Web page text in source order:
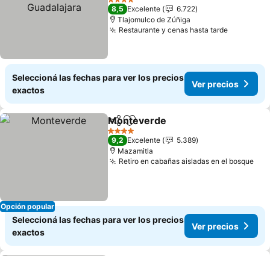
4 Estrellas
8,5 Excelente
6.722
Tlajomulco de Zúñiga
Restaurante y cenas hasta tarde
Seleccioná las fechas para ver los precios
exactos
Ver precios
Opción popular
CompartirAñadir a favoritos
Monteverde
4 Estrellas
9,2 Excelente
5.389
Mazamitla
Retiro en cabañas aisladas en el bosque
Seleccioná las fechas para ver los precios
exactos
Ver precios